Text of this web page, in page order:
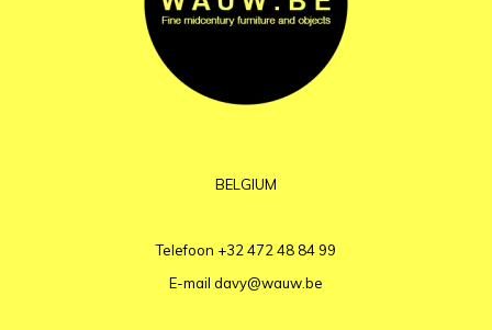
BELGIUM
Telefoon +32 472 48 84 99
E-mail davy@wauw.be